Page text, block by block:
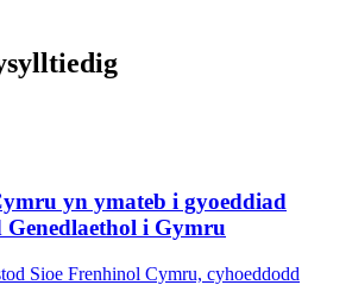
yn ymateb i gyoeddiad
Genedlaethol i Gymru
Sioe Frenhinol Cymru, cyhoeddodd